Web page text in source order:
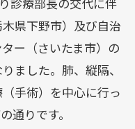
県下野市）及び自治
ー（さいたま市）の
ました。肺、縦隔、
手術）を中心に行っ
通りです。